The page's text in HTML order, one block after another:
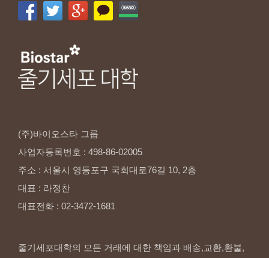
(주)바이오스타 그룹
사업자등록번호 : 498-86-02005
주소 : 서울시 영등포구 국회대로76길 10, 2층
대표 : 라정찬
대표전화 : 02-3472-1681
줄기세포대학의 모든 거래에 대한 책임과 배송,교환,환불,